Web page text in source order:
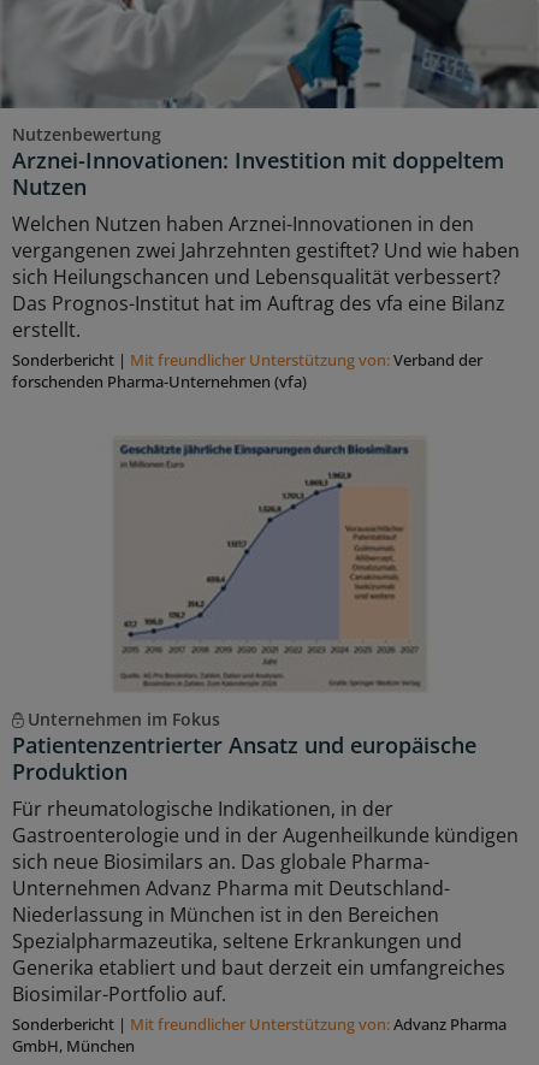
Nutzenbewertung
Arznei-Innovationen: Investition mit doppeltem
Nutzen
Welchen Nutzen haben Arznei-Innovationen in den
vergangenen zwei Jahrzehnten gestiftet? Und wie haben
sich Heilungschancen und Lebensqualität verbessert?
Das Prognos-Institut hat im Auftrag des vfa eine Bilanz
erstellt.
Sonderbericht | Mit freundlicher Unterstützung von:Verband der
forschenden Pharma-Unternehmen (vfa)
Unternehmen im Fokus
Patientenzentrierter Ansatz und europäische
Produktion
Für rheumatologische Indikationen, in der
Gastroenterologie und in der Augenheilkunde kündigen
sich neue Biosimilars an. Das globale Pharma-
Unternehmen Advanz Pharma mit Deutschland-
Niederlassung in München ist in den Bereichen
Spezialpharmazeutika, seltene Erkrankungen und
Generika etabliert und baut derzeit ein umfangreiches
Biosimilar-Portfolio auf.
Sonderbericht | Mit freundlicher Unterstützung von:Advanz Pharma
GmbH, München